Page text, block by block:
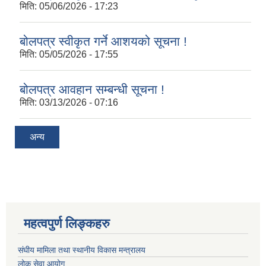
मिति: 05/06/2026 - 17:23
बोलपत्र स्वीकृत गर्ने आशयको सूचना !
मिति: 05/05/2026 - 17:55
बोलपत्र आवहान सम्बन्धी सूचना !
मिति: 03/13/2026 - 07:16
अन्य
महत्वपुर्ण लिङ्कहरु
संघीय मामिला तथा स्थानीय विकास मन्त्रालय
लोक सेवा आयोग